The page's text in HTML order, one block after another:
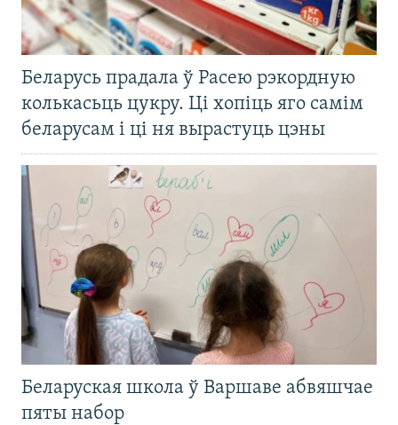
Беларусь прадала ў Расею рэкордную
колькасьць цукру. Ці хопіць яго самім
беларусам і ці ня вырастуць цэны
Беларуская школа ў Варшаве абвяшчае
пяты набор